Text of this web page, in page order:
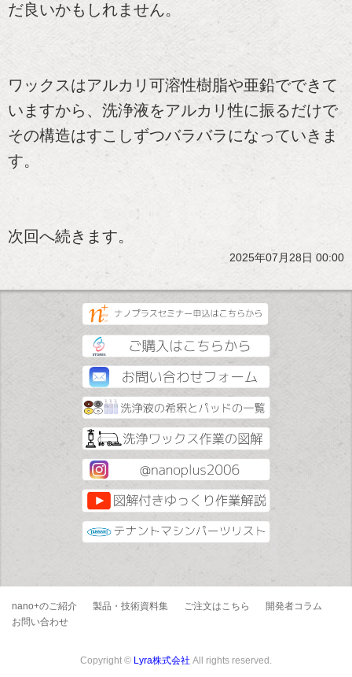
だ良いかもしれません。
ワックスはアルカリ可溶性樹脂や亜鉛でできて
いますから、洗浄液をアルカリ性に振るだけで
その構造はすこしずつバラバラになっていきま
す。
次回へ続きます。
2025年07月28日 00:00
nano+のご紹介 製品・技術資料集 ご注文はこちら
開発者コラム
お問い合わせ
Copyright © Lyra株式会社 All rights reserved.